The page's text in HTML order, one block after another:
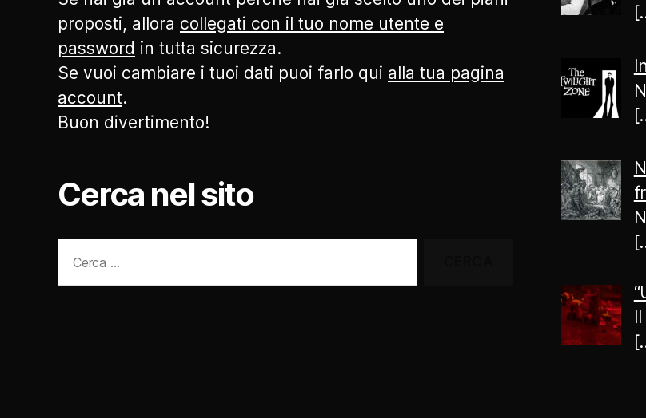
proposti, allora collegati con il tuo nome utente e
password in tutta sicurezza.
Se vuoi cambiare i tuoi dati puoi farlo qui alla tua pagina
account.
Buon divertimento!
Cerca nel sito